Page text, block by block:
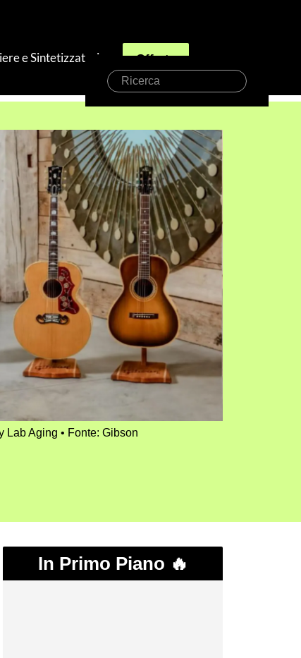
e Sintetizzatori Offerte
Ricerca
Lab Aging Fonte: Gibson
In Primo Piano 🔥